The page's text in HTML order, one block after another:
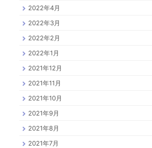
2022年4月
2022年3月
2022年2月
2022年1月
2021年12月
2021年11月
2021年10月
2021年9月
2021年8月
2021年7月